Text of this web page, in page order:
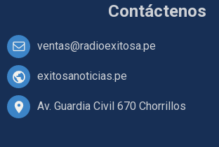
Contáctenos
ventas@radioexitosa.pe
exitosanoticias.pe
Av. Guardia Civil 670 Chorrillos